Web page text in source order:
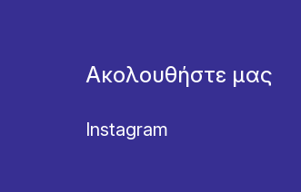
Ακολουθήστε μας
Instagram